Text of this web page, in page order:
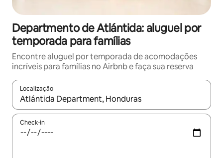
Departmento de Atlántida: aluguel por
temporada para famílias
Encontre aluguel por temporada de acomodações
incríveis para famílias no Airbnb e faça sua reserva
Localização
Quando os resultados estiverem disponíveis, explore-os
Check-in